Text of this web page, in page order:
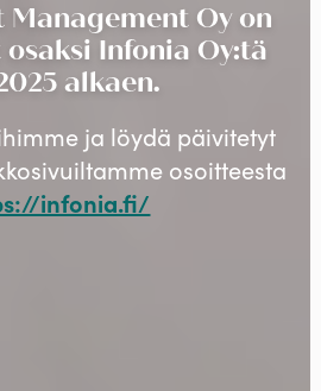
Management Oy on
Infonia Oy:tä
alkaen.
ja löydä päivitetyt
osoitteesta
infonia.fi/